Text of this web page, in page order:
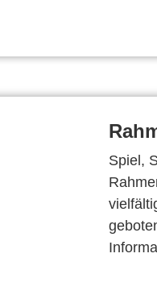
Spiel,